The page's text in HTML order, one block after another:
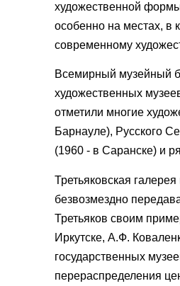
художественной
особенно на местах, в
современному
Всемирный музейный
художественных
отметили многие
Барнауле), Русского
(1960 - в Саранске) и
Третьяковская
безвозмездно
Третьяков своим
Иркутске, А.Ф.
государственных
перераспределения